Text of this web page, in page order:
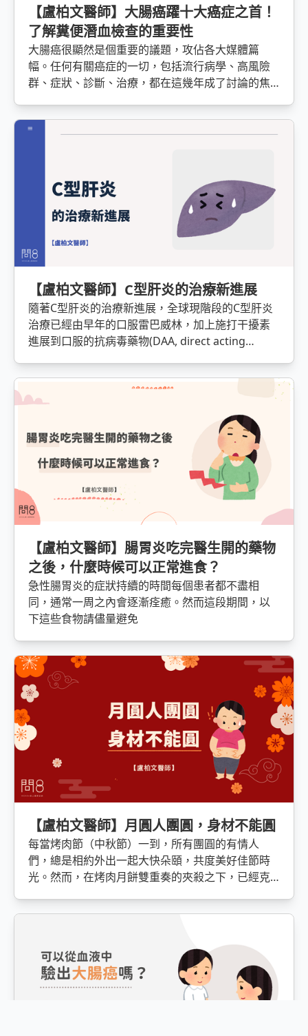
【盧柏文醫師】大腸癌躍十大癌症之首！
了解糞便潛血檢查的重要性
大腸癌很顯然是個重要的議題，攻佔各大媒體篇
幅。任何有關癌症的一切，包括流行病學、高風險
群、症狀、診斷、治療，都在這幾年成了討論的焦
類食物、多運動…等涉及生活習慣，往往不如想像中
容易。此外，大腸癌初期症狀不明顯，許多人不經
【盧柏文醫師】C型肝炎的治療新進展
隨著C型肝炎的治療新進展，全球現階段的C型肝炎
治療已經由早年的口服雷巴威林，加上施打干擾素
進展到口服的抗病毒藥物(DAA, direct acting
服抗C型肝炎的藥物。
【盧柏文醫師】腸胃炎吃完醫生開的藥物
之後，什麼時候可以正常進食？
急性腸胃炎的症狀持續的時間每個患者都不盡相
同，通常一周之內會逐漸痊癒。然而這段期間，以
下這些食物請儘量避免
【盧柏文醫師】月圓人團圓，身材不能圓
每當烤肉節（中秋節）一到，所有團圓的有情人
們，總是相約外出一起大快朵頤，共度美好佳節時
光。然而，在烤肉月餅雙重奏的夾殺之下，已經克